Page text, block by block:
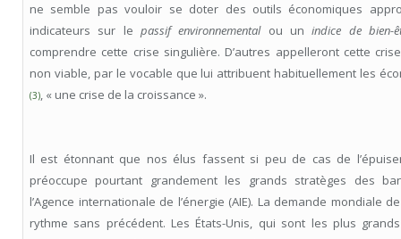
ne semble pas vouloir se doter des outils économiques
indicateurs sur le passif environnementalou unindice de bien-
comprendre cette crise singulière. D’autres appelleront cette
non viable, par le vocable que lui attribuent habituellement les
(3), « une crise de la croissance ».
Il est étonnant que nos élus fassent si peu de cas de
préoccupe pourtant grandement les grands stratèges des
l’Agence internationale de l’énergie (AIE). La demande mondiale
rythme sans précédent. Les États-Unis, qui sont les plus